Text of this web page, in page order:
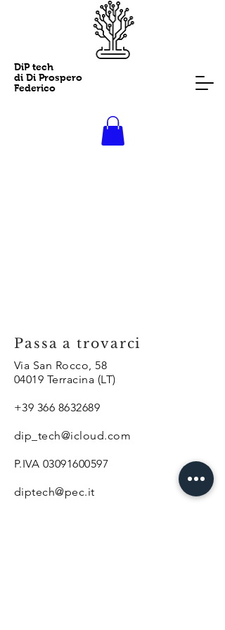
DiP tech
di Di Prospero
Federico
Passa a trovarci
Via San Rocco, 58
04019 Terracina (LT)
+39 366 8632689
dip_tech@icloud.com
P.IVA 03091600597
diptech@pec.it